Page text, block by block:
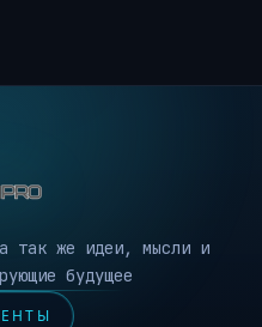
так же идеи, мысли и
будущее